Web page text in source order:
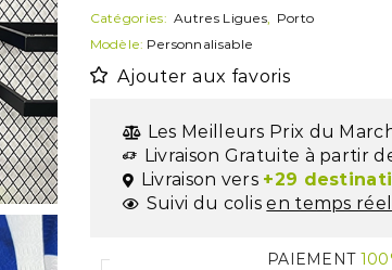
Catégories: Autres Ligues, Porto
Modèle: Personnalisable
Ajouter aux favoris
Les Meilleurs Prix du
Livraison Gratuite à partir
Livraison vers +29
Suivi du colisen temps réel
PAIEMENT